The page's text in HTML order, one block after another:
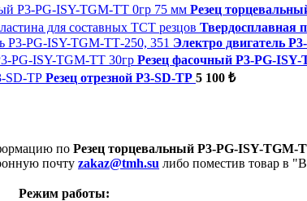
Резец
Твердосплавная
Электро двигатель
Резец фасочный P3-PG-
Резец отрезной P3-SD-ТР 5 100 ₺
по Резец торцевальный P3-PG-ISY-TGM-
почту zakaz@tmh.su либо поместив товар в
Режим работы: